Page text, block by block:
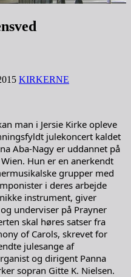
KIRKERNE
man i Jersie Kirke opleve
julekoncert kaldet
Aba-Nagy er uddannet på
Hun er en anerkendt
grupper med
i deres arbejde
instrument, giver
underviser på Prayner
skal høres satser fra
of Carols, skrevet for
julesange af
og dirigent Panna
sopran Gitte K. Nielsen.